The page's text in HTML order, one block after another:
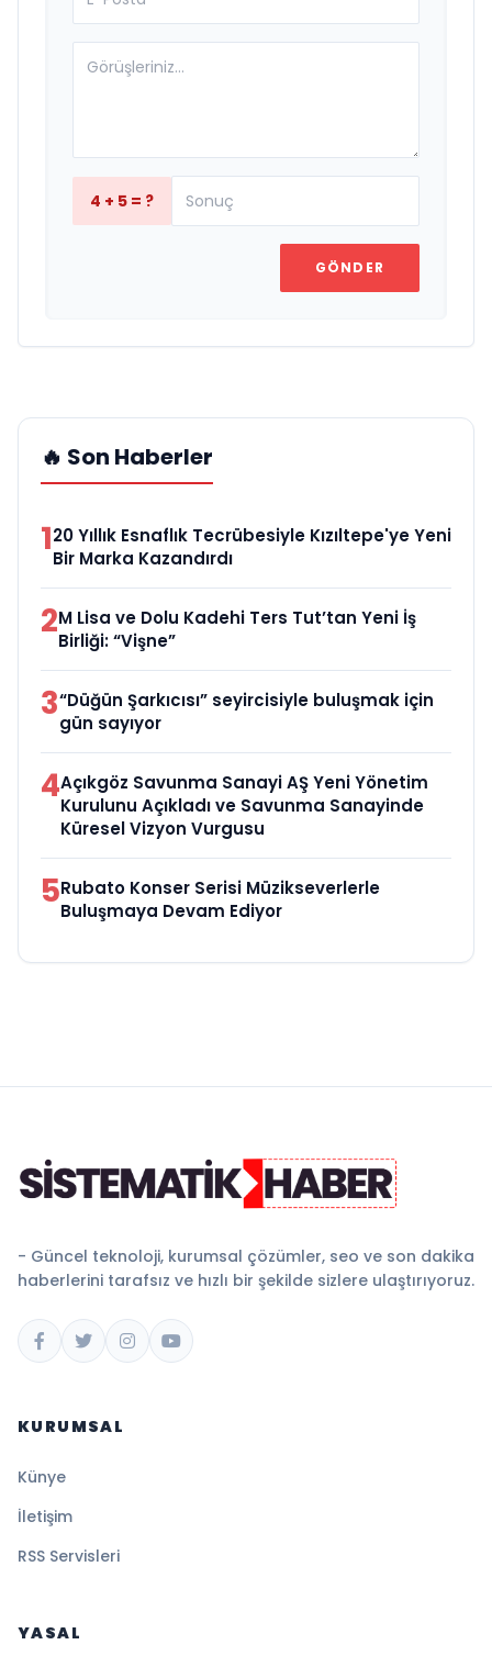
4 + 5 = ?
GÖNDER
🔥 Son Haberler
120 Yıllık Esnaflık Tecrübesiyle Kızıltepe'ye Yeni
Bir Marka Kazandırdı
2M Lisa ve Dolu Kadehi Ters Tut’tan Yeni İş
Birliği: “Vişne”
3“Düğün Şarkıcısı” seyircisiyle buluşmak için
gün sayıyor
4Açıkgöz Savunma Sanayi AŞ Yeni Yönetim
Kurulunu Açıkladı ve Savunma Sanayinde
Küresel Vizyon Vurgusu
5Rubato Konser Serisi Müzikseverlerle
Buluşmaya Devam Ediyor
- Güncel teknoloji, kurumsal çözümler, seo ve son dakika
haberlerini tarafsız ve hızlı bir şekilde sizlere ulaştırıyoruz.
KURUMSAL
Künye
İletişim
RSS Servisleri
YASAL